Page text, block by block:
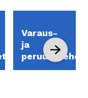
Varaus-
ja